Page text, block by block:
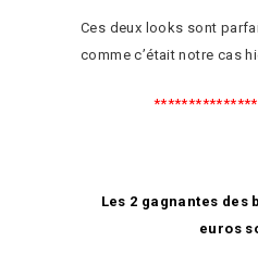
Ces deux looks sont
comme c’était notre cas
Les 2 gagnantes des
euros